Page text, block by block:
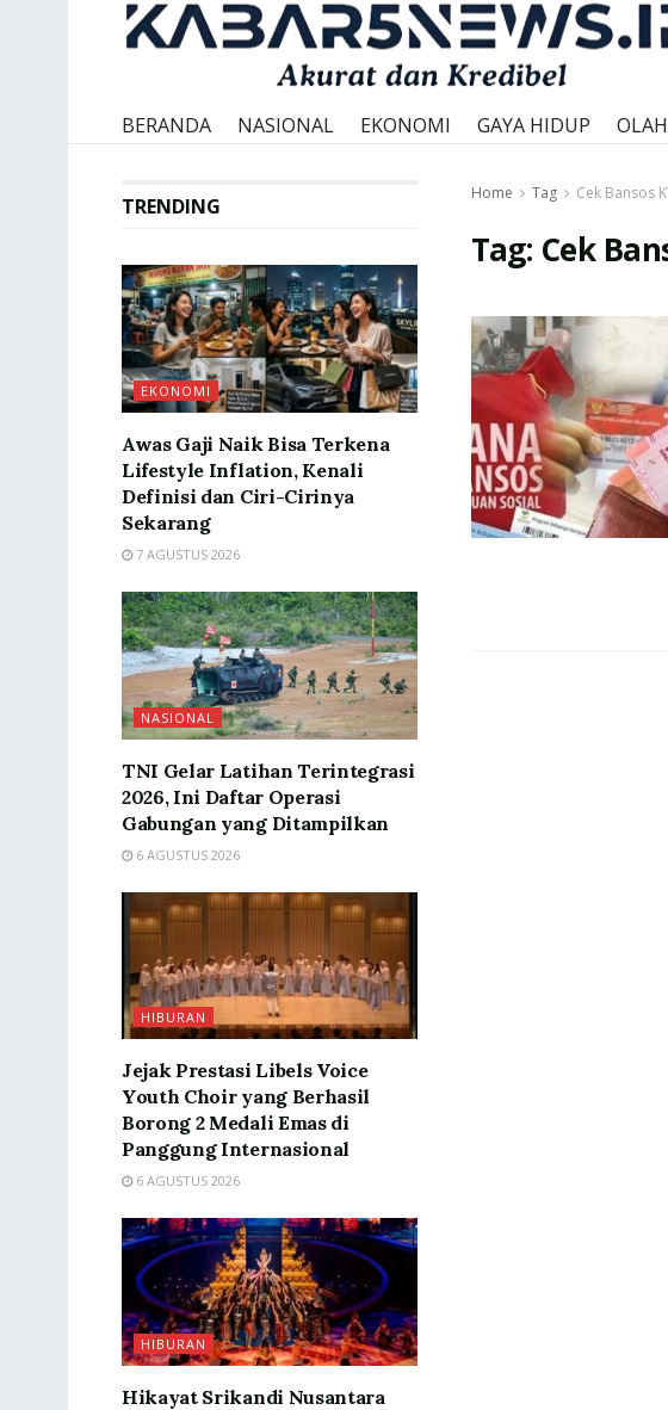
BERANDA NASIONAL EKONOMI GAYA HIDUP
Home Tag Cek Bansos
Tag: Cek
TRENDING
EKONOMI
Awas Gaji Naik Bisa Terkena
Lifestyle Inflation, Kenali
Definisi dan Ciri-Cirinya
Sekarang
7 AGUSTUS 2026
NASIONAL
TNI Gelar Latihan Terintegrasi
2026, Ini Daftar Operasi
Gabungan yang Ditampilkan
6 AGUSTUS 2026
HIBURAN
Jejak Prestasi Libels Voice
Youth Choir yang Berhasil
Borong 2 Medali Emas di
Panggung Internasional
6 AGUSTUS 2026
HIBURAN
Hikayat Srikandi Nusantara